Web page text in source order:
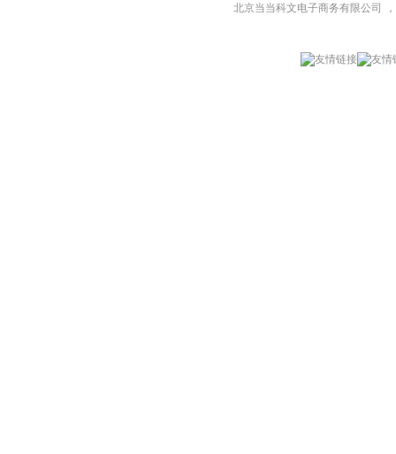
北京当当科文电子商务有限公司